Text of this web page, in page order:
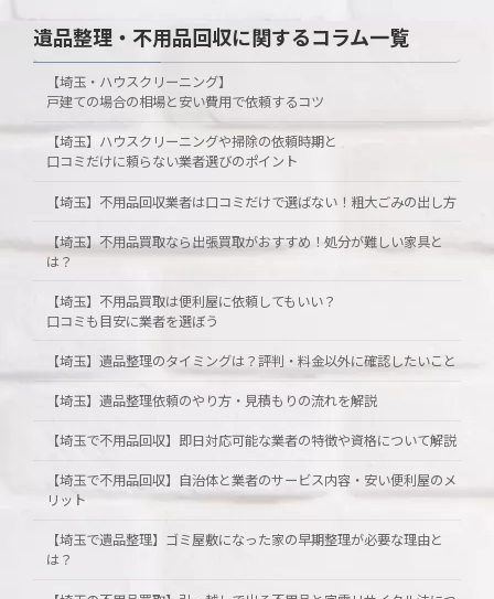
遺品整理・不用品回収に関するコラム一覧
【埼玉・ハウスクリーニング】
戸建ての場合の相場と安い費用で依頼するコツ
【埼玉】ハウスクリーニングや掃除の依頼時期と
口コミだけに頼らない業者選びのポイント
【埼玉】不用品回収業者は口コミだけで選ばない！粗大ごみの出し方
【埼玉】不用品買取なら出張買取がおすすめ！処分が難しい家具と
は？
【埼玉】不用品買取は便利屋に依頼してもいい？
口コミも目安に業者を選ぼう
【埼玉】遺品整理のタイミングは？評判・料金以外に確認したいこと
【埼玉】遺品整理依頼のやり方・見積もりの流れを解説
【埼玉で不用品回収】即日対応可能な業者の特徴や資格について解説
【埼玉で不用品回収】自治体と業者のサービス内容・安い便利屋のメ
リット
【埼玉で遺品整理】ゴミ屋敷になった家の早期整理が必要な理由と
は？